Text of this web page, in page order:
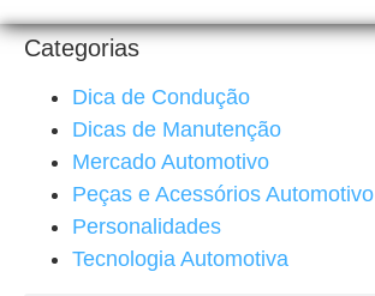
Categorias
Dica de Condução
Dicas de Manutenção
Mercado Automotivo
Peças e Acessórios Automotivo
Personalidades
Tecnologia Automotiva